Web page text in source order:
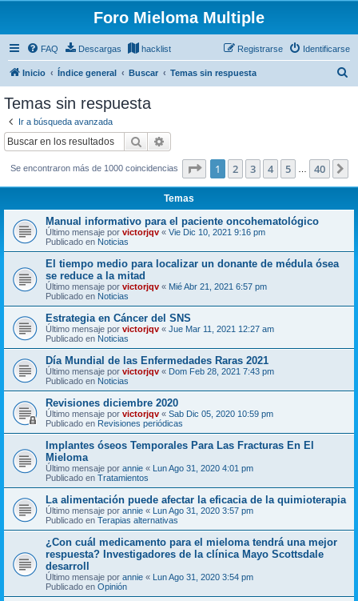
Foro Mieloma Multiple
FAQ Descargas hacklist Identificarse
Registrarse
Inicio Índice general Buscar Temas sin respuesta
Temas sin respuesta
Ir a búsqueda avanzada
Buscar
Se encontraron más de 1000 coincidencias Página de 40
1 2 3 4 5 40
Temas
Manual informativo para el paciente oncohematológico
Último mensaje por victorjqv « Vie Dic 10, 2021 9:16 pm
Publicado en Noticias
El tiempo medio para localizar un donante de médula ósea
se reduce a la mitad
Último mensaje por victorjqv « Mié Abr 21, 2021 6:57 pm
Publicado en Noticias
Estrategia en Cáncer del SNS
Último mensaje por victorjqv « Jue Mar 11, 2021 12:27 am
Publicado en Noticias
Día Mundial de las Enfermedades Raras 2021
Último mensaje por victorjqv « Dom Feb 28, 2021 7:43 pm
Publicado en Noticias
Revisiones diciembre 2020
Último mensaje por victorjqv « Sab Dic 05, 2020 10:59 pm
Publicado en Revisiones periódicas
Implantes óseos Temporales Para Las Fracturas En El
Mieloma
Último mensaje por annie « Lun Ago 31, 2020 4:01 pm
Publicado en Tratamientos
La alimentación puede afectar la eficacia de la quimioterapia
Último mensaje por annie « Lun Ago 31, 2020 3:57 pm
Publicado en Terapias alternativas
¿Con cuál medicamento para el mieloma tendrá una mejor
respuesta? Investigadores de la clínica Mayo Scottsdale
desarroll
Último mensaje por annie « Lun Ago 31, 2020 3:54 pm
Publicado en Opinión